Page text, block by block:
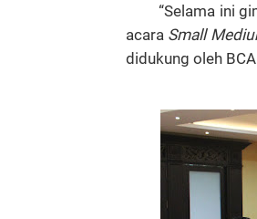
“Selama ini
acara Small
didukung oleh